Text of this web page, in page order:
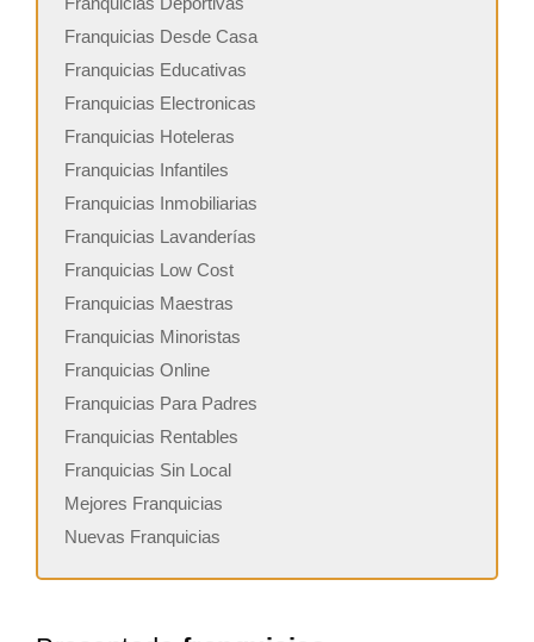
Franquicias Desde Casa
Franquicias Educativas
Franquicias Electronicas
Franquicias Hoteleras
Franquicias Infantiles
Franquicias Inmobiliarias
Franquicias Lavanderías
Franquicias Low Cost
Franquicias Maestras
Franquicias Minoristas
Franquicias Online
Franquicias Para Padres
Franquicias Rentables
Franquicias Sin Local
Mejores Franquicias
Nuevas Franquicias